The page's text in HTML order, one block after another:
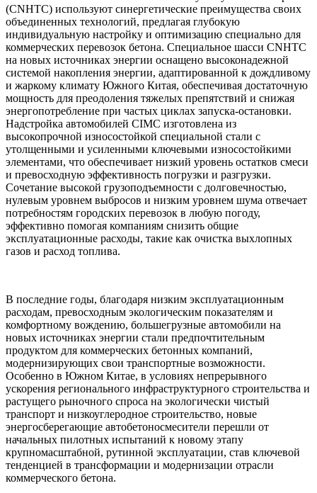
(CNHTC) используют синергетические преимущества своих
объединенных технологий, предлагая глубокую
индивидуальную настройку и оптимизацию специально для
коммерческих перевозок бетона. Специальное шасси CNHTC
на новых источниках энергии оснащено высоконадежной
системой накопления энергии, адаптированной к дождливому
и жаркому климату Южного Китая, обеспечивая достаточную
мощность для преодоления тяжелых препятствий и снижая
энергопотребление при частых циклах запуска-остановки.
Надстройка автомобилей CIMC изготовлена из
высокопрочной износостойкой специальной стали с
утолщенными и усиленными ключевыми износостойкими
элементами, что обеспечивает низкий уровень остатков смеси
и превосходную эффективность погрузки и разгрузки.
Сочетание высокой грузоподъемности с долговечностью,
нулевым уровнем выбросов и низким уровнем шума отвечает
потребностям городских перевозок в любую погоду,
эффективно помогая компаниям снизить общие
эксплуатационные расходы, такие как очистка выхлопных
газов и расход топлива.
В последние годы, благодаря низким эксплуатационным
расходам, превосходным экологическим показателям и
комфортному вождению, большегрузные автомобили на
новых источниках энергии стали предпочтительным
продуктом для коммерческих бетонных компаний,
модернизирующих свои транспортные возможности.
Особенно в Южном Китае, в условиях непрерывного
ускорения регионального инфраструктурного строительства и
растущего рыночного спроса на экологически чистый
транспорт и низкоуглеродное строительство, новые
энергосберегающие автобетоносмесители перешли от
начальных пилотных испытаний к новому этапу
крупномасштабной, рутинной эксплуатации, став ключевой
тенденцией в трансформации и модернизации отрасли
коммерческого бетона.